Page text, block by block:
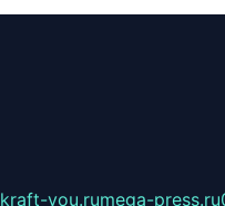
kraft-you.rumega-press.ru